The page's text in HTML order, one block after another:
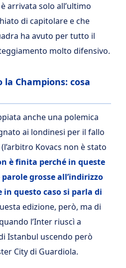
arrivata solo all’ultimo
di capitolare e che
ha avuto per tutto il
molto difensivo.
Champions: cosa
anche una polemica
ai londinesi per il fallo
Kovacs non è stato
è finita perché in queste
grosse all’indirizzo
questo caso si parla di
edizione, però, ma di
l’Inter riuscì a
Istanbul uscendo però
City di Guardiola.